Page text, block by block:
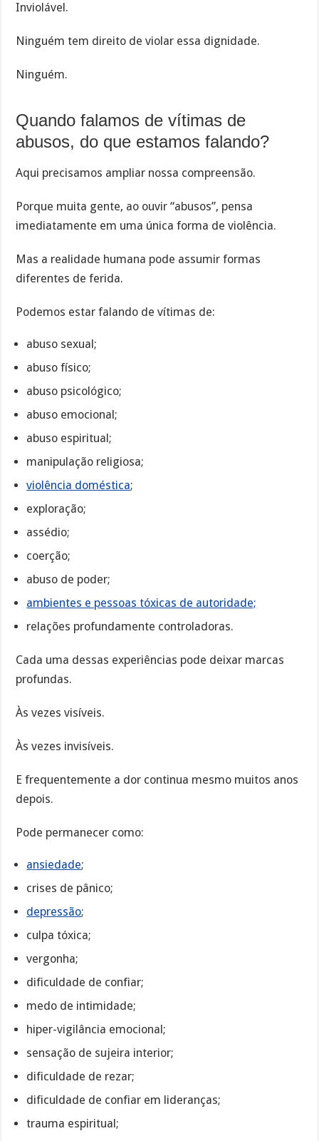
Inviolável.
Ninguém tem direito de violar essa dignidade.
Ninguém.
Quando falamos de vítimas de
abusos, do que estamos falando?
Aqui precisamos ampliar nossa compreensão.
Porque muita gente, ao ouvir “abusos”, pensa
imediatamente em uma única forma de violência.
Mas a realidade humana pode assumir formas
diferentes de ferida.
Podemos estar falando de vítimas de:
abuso sexual;
abuso físico;
abuso psicológico;
abuso emocional;
abuso espiritual;
manipulação religiosa;
violência doméstica;
exploração;
assédio;
coerção;
abuso de poder;
ambientes e pessoas tóxicas de autoridade;
relações profundamente controladoras.
Cada uma dessas experiências pode deixar marcas
profundas.
Às vezes visíveis.
Às vezes invisíveis.
E frequentemente a dor continua mesmo muitos anos
depois.
Pode permanecer como:
ansiedade;
crises de pânico;
depressão;
culpa tóxica;
vergonha;
dificuldade de confiar;
medo de intimidade;
hiper-vigilância emocional;
sensação de sujeira interior;
dificuldade de rezar;
dificuldade de confiar em lideranças;
trauma espiritual;